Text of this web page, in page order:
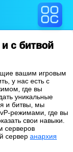
с битвой
вашим игровым
у нас есть с
где вы
уникальные
и битвы, мы
режимами, где вы
свои навыки.
серверов
сервер анархия